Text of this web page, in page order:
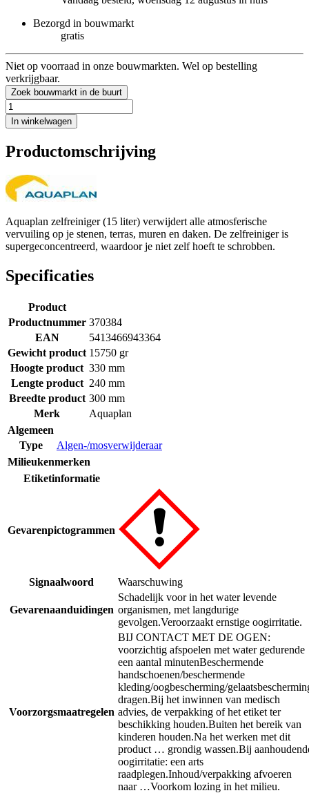
Bezorgd in bouwmarkt
gratis
Niet op voorraad in onze bouwmarkten. Wel op bestelling
verkrijgbaar.
Zoek bouwmarkt in de buurt
In winkelwagen
Productomschrijving
Aquaplan zelfreiniger (15 liter) verwijdert alle atmosferische
vervuiling op je stenen, terras, muren en daken. De zelfreiniger is
supergeconcentreerd, waardoor je niet zelf hoeft te schrobben.
Specificaties
Product
Productnummer 370384
EAN
5413466943364
Gewicht product 15750 gr
Hoogte product 330 mm
Lengte product 240 mm
Breedte product 300 mm
Merk
Aquaplan
Algemeen
Type
Algen-/mosverwijderaar
Milieukenmerken
Etiketinformatie
Gevarenpictogrammen
Signaalwoord Waarschuwing
Gevarenaanduidingen
Schadelijk voor in het water levende
organismen, met langdurige
gevolgen.Veroorzaakt ernstige oogirritatie.
Voorzorgsmaatregelen
BIJ CONTACT MET DE OGEN:
voorzichtig afspoelen met water gedurende
een aantal minutenBeschermende
handschoenen/beschermende
kleding/oogbescherming/
dragen.Bij het inwinnen van medisch
advies, de verpakking of het etiket ter
beschikking houden.Buiten het bereik van
kinderen houden.Na het werken met dit
product … grondig wassen.Bij
oogirritatie: een arts
raadplegen.Inhoud/verpakking afvoeren
naar …Voorkom lozing in het milieu.